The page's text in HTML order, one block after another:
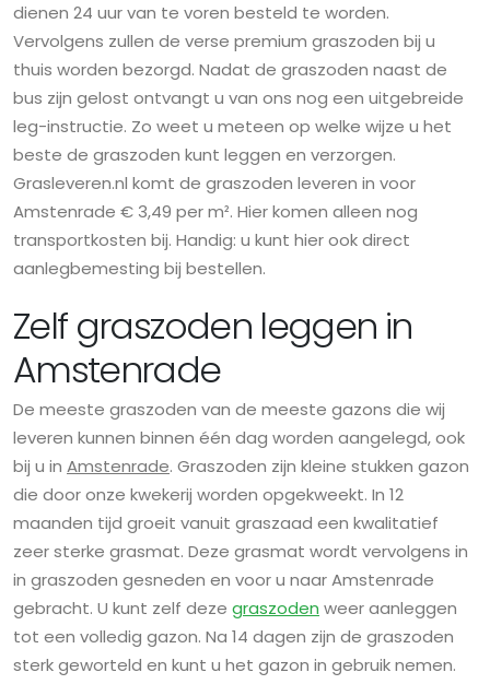
dienen 24 uur van te voren besteld te worden.
Vervolgens zullen de verse premium graszoden bij u
thuis worden bezorgd. Nadat de graszoden naast de
bus zijn gelost ontvangt u van ons nog een uitgebreide
leg-instructie. Zo weet u meteen op welke wijze u het
beste de graszoden kunt leggen en verzorgen.
Grasleveren.nl komt de graszoden leveren in voor
Amstenrade € 3,49 per m². Hier komen alleen nog
transportkosten bij. Handig: u kunt hier ook direct
aanlegbemesting bij bestellen.
Zelf graszoden leggen in
Amstenrade
De meeste graszoden van de meeste gazons die wij
leveren kunnen binnen één dag worden aangelegd, ook
bij u in Amstenrade. Graszoden zijn kleine stukken gazon
die door onze kwekerij worden opgekweekt. In 12
maanden tijd groeit vanuit graszaad een kwalitatief
zeer sterke grasmat. Deze grasmat wordt vervolgens in
in graszoden gesneden en voor u naar Amstenrade
gebracht. U kunt zelf deze graszoden weer aanleggen
tot een volledig gazon. Na 14 dagen zijn de graszoden
sterk geworteld en kunt u het gazon in gebruik nemen.